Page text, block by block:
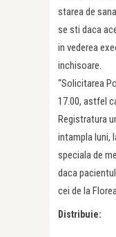
starea de
se sti daca
in vederea
inchisoare.
“Solicitarea
17.00, astfel
Registratura
intampla luni,
speciala de
daca
cei de la
Distribuie: